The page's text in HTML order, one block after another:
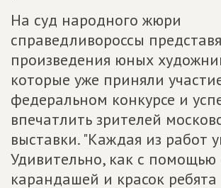
На суд народного жюри
справедливороссы
произведения юных
которые уже приняли
федеральном конкурсе и
впечатлить зрителей
выставки. "Каждая из работ
Удивительно, как с
карандашей и красок